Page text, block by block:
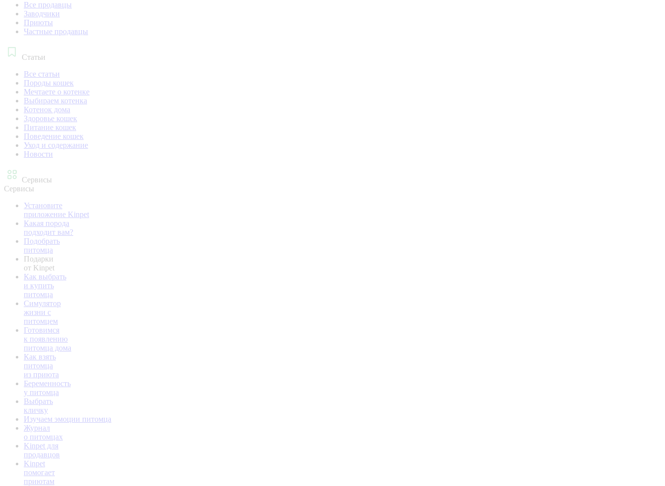
Все продавцы
Заводчики
Приюты
Частные продавцы
Статьи
Все статьи
Породы кошек
Мечтаете о котенке
Выбираем котенка
Котенок дома
Здоровье кошек
Питание кошек
Поведение кошек
Уход и содержание
Новости
Сервисы
Сервисы
Установите
приложение Kinpet
Какая порода
подходит вам?
Подобрать
питомца
Подарки
от Kinpet
Как выбрать
и купить
питомца
Симулятор
жизни с
питомцем
Готовимся
к появлению
питомца дома
Как взять
питомца
из приюта
Беременность
у питомца
Выбрать
кличку
Изучаем эмоции питомца
Журнал
о питомцах
Kinpet для
продавцов
Kinpet
помогает
приютам